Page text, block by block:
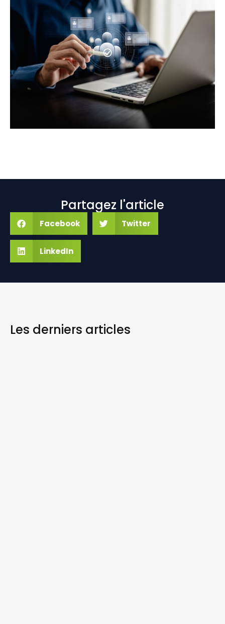
Partagez l'article
Facebook Twitter
LinkedIn
Les derniers articles